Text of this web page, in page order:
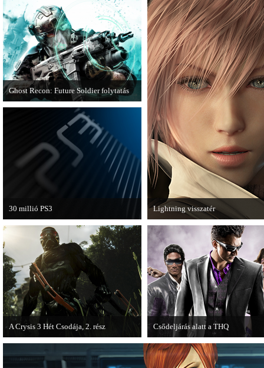
Ghost Recon: Future Soldier folytatás
Több jel is utal arra, hogy készülőben
van a Ghost Recon: Future Soldier
következő epizódja.
Lightning visszatér
Megjött a Lightning Returns:
Fantasy XIII című játék első
videója.
30 millió PS3
A PAL régióban a PS3 átlépte a 30
milliós eladott darabszámot.
A Crysis 3 Hét Csodája, 2. rész
második része, amely a The Hunt címet
Csődeljárás alatt a THQ
Egy újabb videojáték-kiadó került
csődeljárás alá, aki nem más, mint